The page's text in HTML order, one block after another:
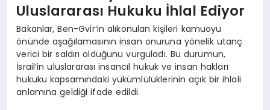
Uluslararası Hukuku İhlal Ediyor
Bakanlar, Ben-Gvir’in alıkonulan kişileri kamuoyu
önünde aşağılamasının insan onuruna yönelik utanç
verici bir saldırı olduğunu vurguladı. Bu durumun,
İsrail’in uluslararası insancıl hukuk ve insan hakları
hukuku kapsamındaki yükümlülüklerinin açık bir ihlali
anlamına geldiği ifade edildi.